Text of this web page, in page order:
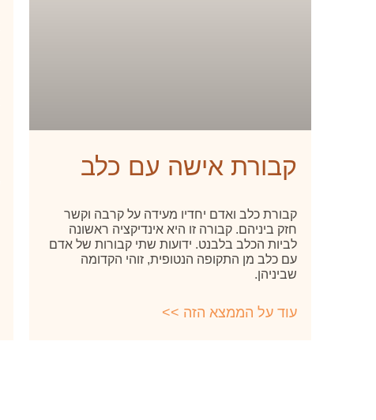
קבורת אישה עם כלב
קבורת כלב ואדם יחדיו מעידה על קרבה וקשר
חזק ביניהם. קבורה זו היא אינדיקציה ראשונה
לביות הכלב בלבנט. ידועות שתי קבורות של אדם
עם כלב מן התקופה הנטופית, זוהי הקדומה
שביניהן.
עוד על הממצא הזה >>